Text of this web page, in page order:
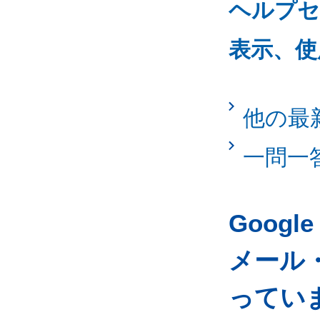
ヘルプ
表示、
他の最
一問一
Google
メール
ってい